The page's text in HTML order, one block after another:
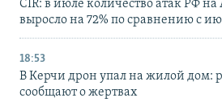
CIR: в июле количество атак РФ
выросло на 72% по сравнению с
18:53
В Керчи дрон упал на жилой дом:
сообщают о жертвах